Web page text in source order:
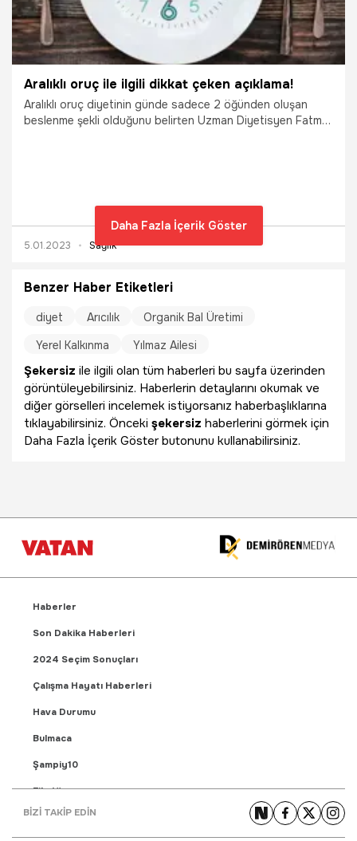
Aralıklı oruç ile ilgili dikkat çeken açıklama!
Aralıklı oruç diyetinin günde sadece 2 öğünden oluşan
beslenme şekli olduğunu belirten Uzman Diyetisyen Fatma
dinlenmeye alıp toksik öğelerin atılmasını sağlar. Vücudun
kendini daha kolay onarmasını sağlar” dedi.
5.01.2023 Sağlık
Daha Fazla İçerik Göster
Benzer Haber Etiketleri
diyet Arıcılık
Organik Bal Üretimi
Yerel Kalkınma
Yılmaz Ailesi
Şekersiz ile ilgili olan tüm haberleri bu sayfa üzerinden
görüntüleyebilirsiniz. Haberlerin detaylarını okumak ve
diğer görselleri incelemek istiyorsanız haberbaşlıklarına
tıklayabilirsiniz. Önceki şekersiz haberlerini görmek için
Daha Fazla İçerik Göster butonunu kullanabilirsiniz.
Haberler
Son Dakika Haberleri
2024 Seçim Sonuçları
Çalışma Hayatı Haberleri
Hava Durumu
Bulmaca
Şampiy10
Fikstür
Puan Durumu
BİZİ TAKİP EDİN